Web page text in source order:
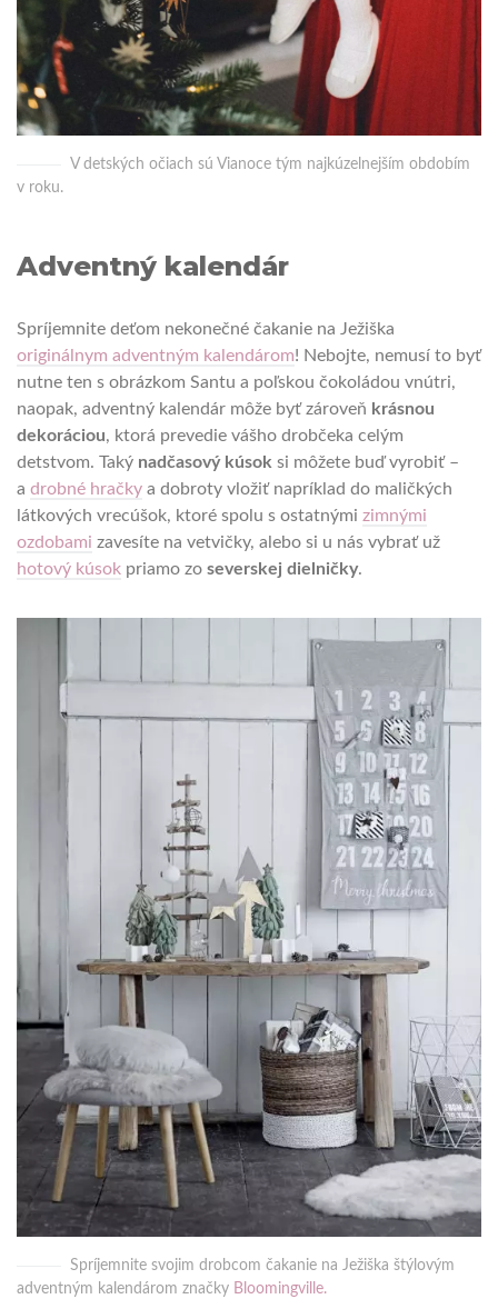
V detských očiach sú Vianoce tým najkúzelnejším obdobím
v roku.
Adventný kalendár
Spríjemnite deťom nekonečné čakanie na Ježiška
originálnym adventným kalendárom! Nebojte, nemusí to byť
nutne ten s obrázkom Santu a poľskou čokoládou vnútri,
naopak, adventný kalendár môže byť zároveň krásnou
dekoráciou, ktorá prevedie vášho drobčeka celým
detstvom. Taký nadčasový kúsok si môžete buď vyrobiť –
a drobné hračky a dobroty vložiť napríklad do maličkých
látkových vrecúšok, ktoré spolu s ostatnými zimnými
ozdobami zavesíte na vetvičky, alebo si u nás vybrať už
hotový kúsok priamo zo severskej dielničky.
Spríjemnite svojim drobcom čakanie na Ježiška štýlovým
adventným kalendárom značky Bloomingville.